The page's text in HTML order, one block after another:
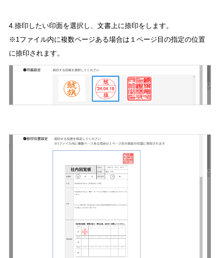
4.捺印したい印面を選択し、文書上に捺印をします。
※1ファイル内に複数ページある場合は１ページ目の指定の位置
に捺印されます。